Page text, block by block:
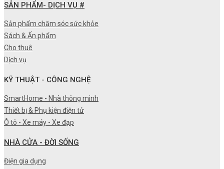
SẢN PHẨM- DỊCH VỤ #
Sản phẩm chăm sóc sức khỏe
Sách & Ấn phẩm
Cho thuê
Dịch vụ
KỸ THUẬT - CÔNG NGHỆ
SmartHome - Nhà thông minh
Thiết bị & Phụ kiện điện tử
Ô tô - Xe máy - Xe đạp
NHÀ CỬA - ĐỜI SỐNG
Điện gia dụng